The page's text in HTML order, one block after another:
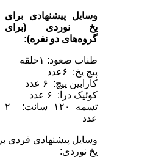
وسایل پیشنهادی برای
یخ نوردی (برای
گروه‌های دو نفره):
طناب صعود: ۱حلقه
پیچ یخ: ۶عدد
کارابین پیچ: ۶ عدد
کوئیک درا: ۶ عدد
تسمه ۱۲۰ سانت: ۲
عدد
وسایل پیشنهادی فردی
یخ نوردی: